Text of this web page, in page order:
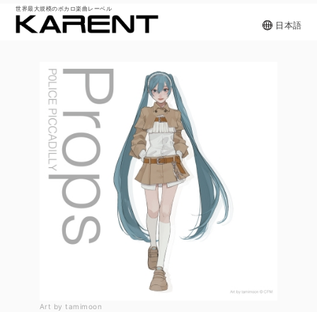
世界最大規模のボカロ楽曲レーベル
日本語
Art by tamimoon